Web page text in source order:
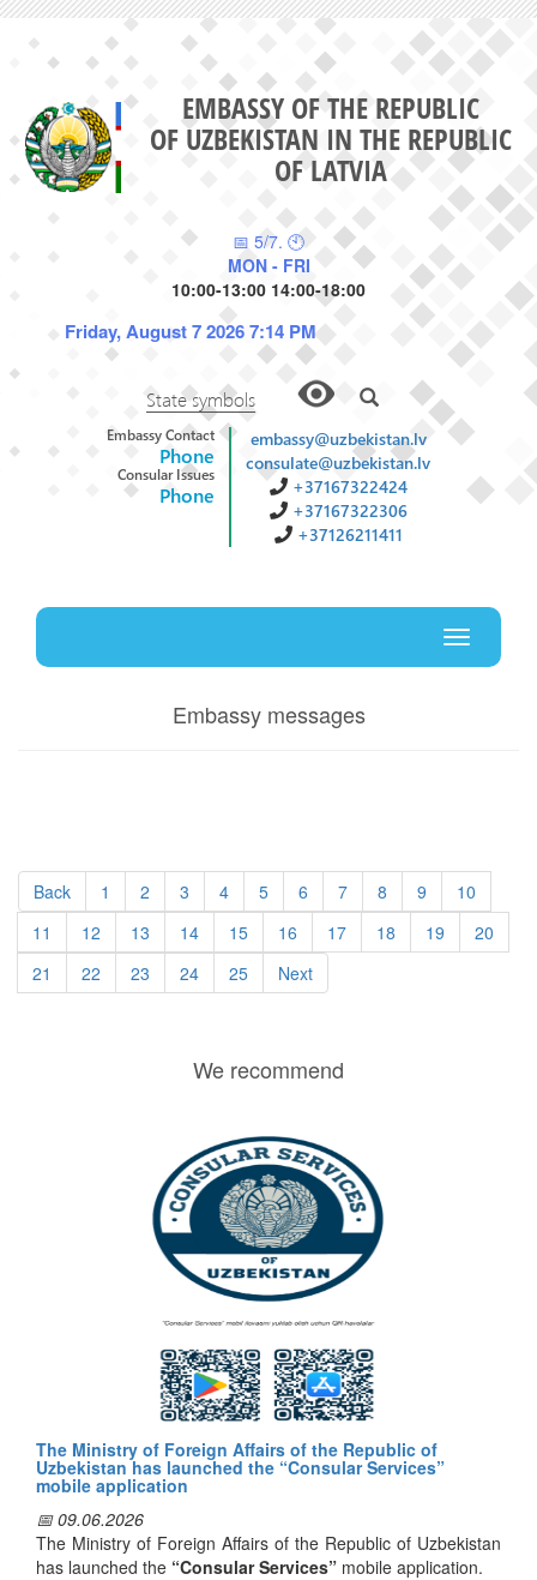
EMBASSY OF THE REPUBLIC
OF UZBEKISTAN IN THE REPUBLIC
OF LATVIA
📅 5/7. 🕙
MON - FRI
10:00-13:00 14:00-18:00
Friday, August 7 2026 7:14 PM
State symbols
Embassy Contact
Phone
Consular Issues
Phone
embassy@uzbekistan.lv
consulate@uzbekistan.lv
+37167322424
+37167322306
+37126211411
Toggle
Embassy messages
Back 1 2 3 4 5 6 7 8 9
10
11
12 13 14 15 16 17 18 19
20
21
22 23 24 25 Next
We recommend
The Ministry of Foreign Affairs of the Republic of
Uzbekistan has launched the “Consular Services”
mobile application
📅 09.06.2026
The Ministry of Foreign Affairs of the Republic of Uzbekistan
has launched the “Consular Services” mobile application.